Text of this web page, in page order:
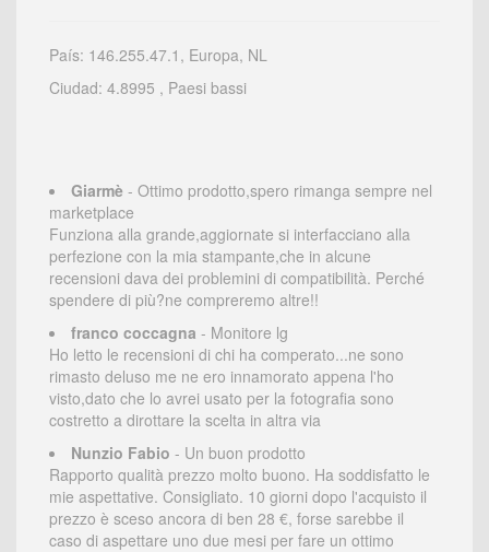
País: 146.255.47.1, Europa, NL
Ciudad: 4.8995 , Paesi bassi
Giarmè - Ottimo prodotto,spero rimanga sempre nel
marketplace
Funziona alla grande,aggiornate si interfacciano alla
perfezione con la mia stampante,che in alcune
recensioni dava dei problemini di compatibilità. Perché
spendere di più?ne compreremo altre!!
franco coccagna - Monitore lg
Ho letto le recensioni di chi ha comperato...ne sono
rimasto deluso me ne ero innamorato appena l'ho
visto,dato che lo avrei usato per la fotografia sono
costretto a dirottare la scelta in altra via
Nunzio Fabio - Un buon prodotto
Rapporto qualità prezzo molto buono. Ha soddisfatto le
mie aspettative. Consigliato. 10 giorni dopo l'acquisto il
prezzo è sceso ancora di ben 28 €, forse sarebbe il
caso di aspettare uno due mesi per fare un ottimo